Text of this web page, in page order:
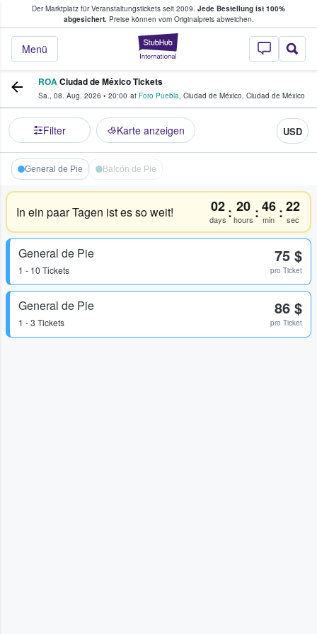
Der Marktplatz für Veranstaltungstickets seit 2009. Jede Bestellung ist 100%
abgesichert.Preise können vom Originalpreis abweichen.
StubHub - Wo
Menü
Tickets kaufen & verkaufen
ROACiudad de México Tickets
Sa., 08. Aug. 2026 • 20:00 at Foro Puebla, Ciudad de México, Ciudad de México
Filter Karte anzeigen USD
General de Pie Balcón de Pie
In ein paar Tagen ist es so weit! 02
days : 20
hours :46
min :21
sec
General de Pie
1 - 10 Tickets
75 $
pro Ticket
General de Pie
1 - 3 Tickets
86 $
pro Ticket